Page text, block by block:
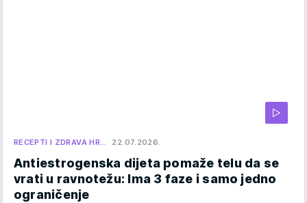
RECEPTI I ZDRAVA HR… 22.07.2026.
Antiestrogenska dijeta pomaže telu da se
vrati u ravnotežu: Ima 3 faze i samo jedno
ograničenje